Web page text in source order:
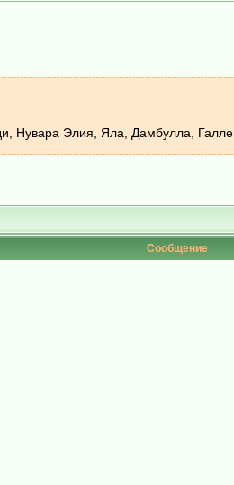
Нувара Элия, Яла, Дамбулла,
Сообщение